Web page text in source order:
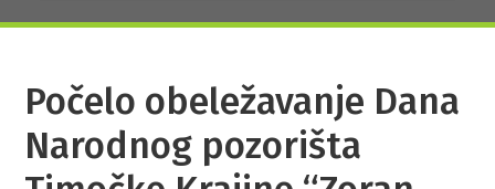
Počelo obeležavanje Dana
Narodnog pozorišta